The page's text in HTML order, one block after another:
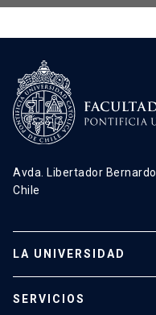
Avda. Libertador
Chile
LA UNIVERSIDAD
SERVICIOS